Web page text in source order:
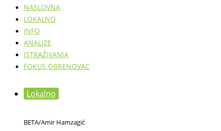
NASLOVNA
LOKALNO
INFO
ANALIZE
ISTRAŽIVANJA
FOKUS OBRENOVAC
Lokalno
BETA/Amir Hamzagić